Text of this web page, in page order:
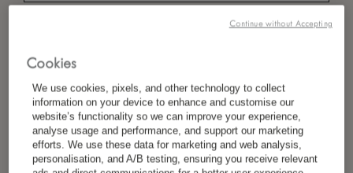
Ich habe dieDatenschutzrichtliniegelesen und
stimme ihr zu.*
Cookies
We use cookies, pixels, and other technology to collect
information on your device to enhance and customise our
website’s functionality so we can improve your experience,
analyse usage and performance, and support our marketing
efforts. We use these data for marketing and web analysis,
personalisation, and A/B testing, ensuring you receive relevant
Continue without Accepting